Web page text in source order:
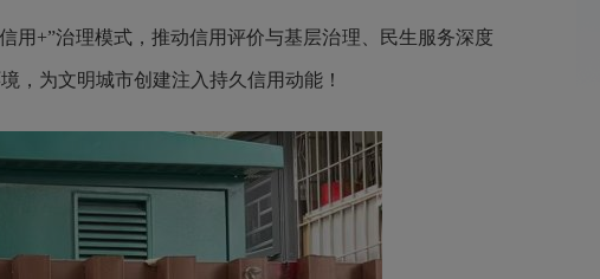
+”治理模式，推动信用评价与基层治理、民生服务深度
，为文明城市创建注入持久信用动能！